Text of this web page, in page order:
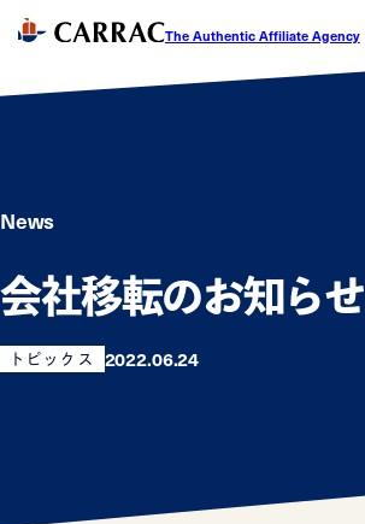
The Authentic Affiliate Agency
News
会社移転のお知らせ
トピックス 2022.06.24